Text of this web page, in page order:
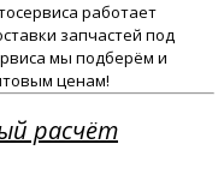
работает
запчастей под
мы подберём и
ценам!
расчёт